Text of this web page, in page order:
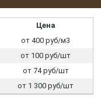
Цена
от 400 руб/м3
от 100 руб/шт
от 74 руб/шт
от 1 300 руб/шт